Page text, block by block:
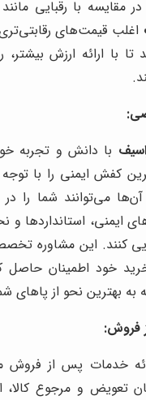
مقایسه با رقبایی
اغلب قیمت‌های
با ارائه ارزش
با دانش و تجربه
کفش ایمنی را با
می‌توانند شما را
استانداردها و
کنند. این مشاوره
خود اطمینان حاصل
به بهترین نحو از پا‌های
فروش:
خدمات پس از فروش
تعویض و مرجوع کالا،